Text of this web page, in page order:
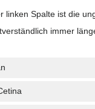
linken Spalte ist die
immer